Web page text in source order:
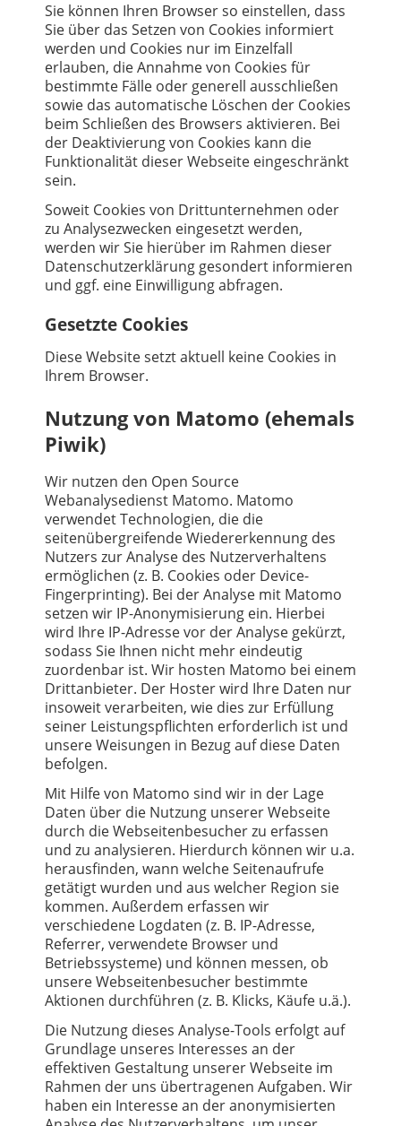
Sie können Ihren Browser so einstellen, dass
Sie über das Setzen von Cookies informiert
werden und Cookies nur im Einzelfall
erlauben, die Annahme von Cookies für
bestimmte Fälle oder generell ausschließen
sowie das automatische Löschen der Cookies
beim Schließen des Browsers aktivieren. Bei
der Deaktivierung von Cookies kann die
Funktionalität dieser Webseite eingeschränkt
sein.
Soweit Cookies von Drittunternehmen oder
zu Analysezwecken eingesetzt werden,
werden wir Sie hierüber im Rahmen dieser
Datenschutzerklärung gesondert informieren
und ggf. eine Einwilligung abfragen.
Gesetzte Cookies
Diese Website setzt aktuell keine Cookies in
Ihrem Browser.
Nutzung von Matomo (ehemals
Piwik)
Wir nutzen den Open Source
Webanalysedienst Matomo. Matomo
verwendet Technologien, die die
seitenübergreifende Wiedererkennung des
Nutzers zur Analyse des Nutzerverhaltens
ermöglichen (z. B. Cookies oder Device-
Fingerprinting). Bei der Analyse mit Matomo
setzen wir IP-Anonymisierung ein. Hierbei
wird Ihre IP-Adresse vor der Analyse gekürzt,
sodass Sie Ihnen nicht mehr eindeutig
zuordenbar ist. Wir hosten Matomo bei einem
Drittanbieter. Der Hoster wird Ihre Daten nur
insoweit verarbeiten, wie dies zur Erfüllung
seiner Leistungspflichten erforderlich ist und
unsere Weisungen in Bezug auf diese Daten
befolgen.
Mit Hilfe von Matomo sind wir in der Lage
Daten über die Nutzung unserer Webseite
durch die Webseitenbesucher zu erfassen
und zu analysieren. Hierdurch können wir u.a.
herausfinden, wann welche Seitenaufrufe
getätigt wurden und aus welcher Region sie
kommen. Außerdem erfassen wir
verschiedene Logdaten (z. B. IP-Adresse,
Referrer, verwendete Browser und
Betriebssysteme) und können messen, ob
unsere Webseitenbesucher bestimmte
Aktionen durchführen (z. B. Klicks, Käufe u.ä.).
Die Nutzung dieses Analyse-Tools erfolgt auf
Grundlage unseres Interesses an der
effektiven Gestaltung unserer Webseite im
Rahmen der uns übertragenen Aufgaben. Wir
haben ein Interesse an der anonymisierten